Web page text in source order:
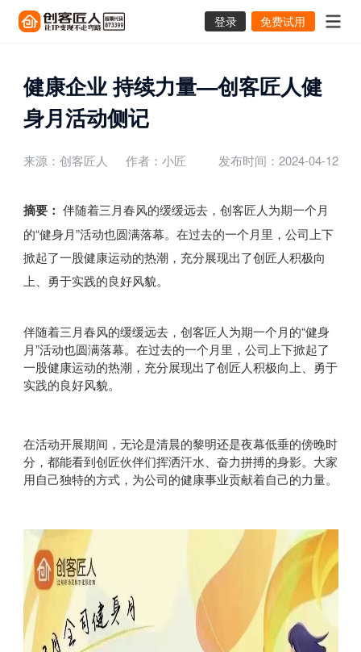
登录 免费试用
健康企业 持续力量—创客匠人健
身月活动侧记
来源：创客匠人 作者：小匠 发布时间：2024-04-12
摘要： 伴随着三月春风的缓缓远去，创客匠人为期一个月
的“健身月”活动也圆满落幕。在过去的一个月里，公司上下
掀起了一股健康运动的热潮，充分展现出了创匠人积极向
上、勇于实践的良好风貌。
伴随着三月春风的缓缓远去，创客匠人为期一个月的“健身
月”活动也圆满落幕。在过去的一个月里，公司上下掀起了
一股健康运动的热潮，充分展现出了创匠人积极向上、勇于
实践的良好风貌。
在活动开展期间，无论是清晨的黎明还是夜幕低垂的傍晚时
分，都能看到创匠伙伴们挥洒汗水、奋力拼搏的身影。大家
用自己独特的方式，为公司的健康事业贡献着自己的力量。